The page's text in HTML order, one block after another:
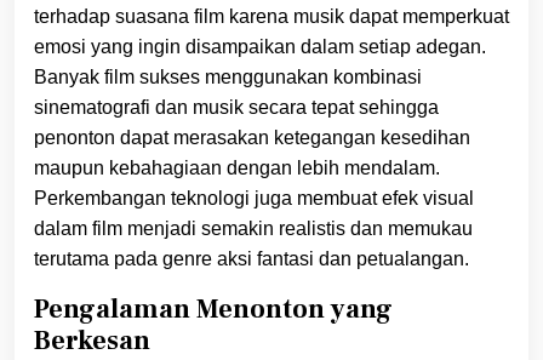
terhadap suasana film karena musik dapat memperkuat
emosi yang ingin disampaikan dalam setiap adegan.
Banyak film sukses menggunakan kombinasi
sinematografi dan musik secara tepat sehingga
penonton dapat merasakan ketegangan kesedihan
maupun kebahagiaan dengan lebih mendalam.
Perkembangan teknologi juga membuat efek visual
dalam film menjadi semakin realistis dan memukau
terutama pada genre aksi fantasi dan petualangan.
Pengalaman Menonton yang
Berkesan